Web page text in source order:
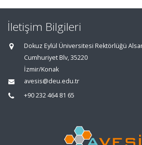
İletişim Bilgileri
Dokuz Eylül Üniversitesi Rektörlüğü
Cumhuriyet Blv, 35220
İzmir/Konak
avesis@deu.edu.tr
+90 232 464 81 65